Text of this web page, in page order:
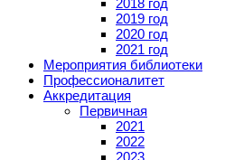
2018 год
2019 год
2020 год
2021 год
Мероприятия библиотеки
Профессионалитет
Аккредитация
Первичная
2021
2022
2023